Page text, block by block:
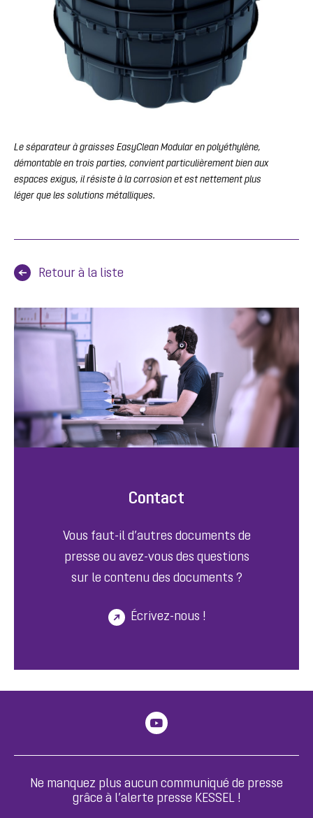
Le séparateur à graisses EasyClean Modular en polyéthylène,
démontable en trois parties, convient particulièrement bien aux
espaces exigus, il résiste à la corrosion et est nettement plus
léger que les solutions métalliques.
Retour à la liste
Contact
Vous faut-il d’autres documents de
presse ou avez-vous des questions
sur le contenu des documents ?
Écrivez-nous !
Ne manquez plus aucun communiqué de presse
grâce à l’alerte presse KESSEL !